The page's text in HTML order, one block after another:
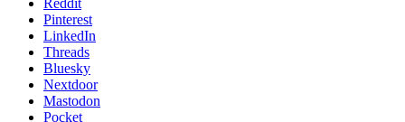
Pinterest
LinkedIn
Threads
Bluesky
Nextdoor
Mastodon
Pocket